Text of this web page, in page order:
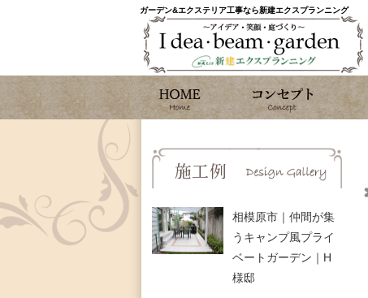
ガーデン&エクステリア工事なら新建エクスプランニング
相模原市｜仲間が集
うキャンプ風プライ
ベートガーデン｜H
様邸